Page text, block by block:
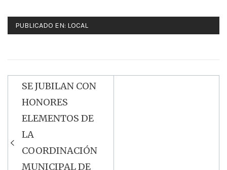
PUBLICADO EN: LOCAL
Navegación
de
entradas
SE JUBILAN CON
HONORES
ELEMENTOS DE
LA
COORDINACIÓN
MUNICIPAL DE